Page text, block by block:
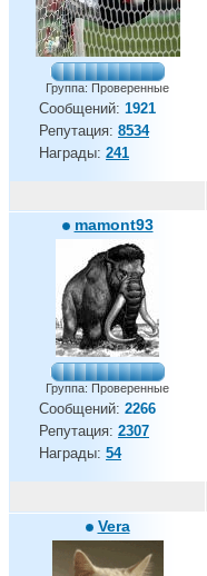
Группа: Проверенные
Сообщений: 1921
Репутация: 8534
Награды: 241
mamont93
Группа: Проверенные
Сообщений: 2266
Репутация: 2307
Награды: 54
Vera